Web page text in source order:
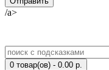
/a>
0 товар(ов) - 0.00 р.